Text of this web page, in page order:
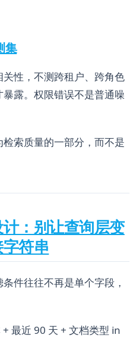
集
性，不测跨租户、跨角色
露。权限错误不是普通噪
索质量的一部分，而不是
：别让查询层变
符串
件往往不再是单个字段，
最近 90 天 + 文档类型 in